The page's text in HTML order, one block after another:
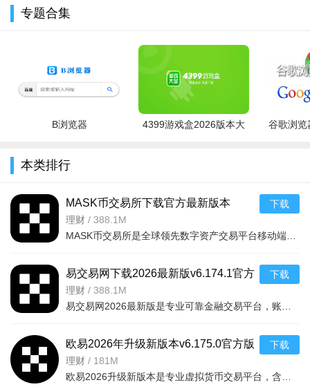
考拉海购 ：海外美妆正品直邮
淘宝：品牌官方旗舰店聚集地
：个人护肤数据库，匹配肤质
专题合集
B浏览器
4399游戏盒2026版本大
谷歌浏览
本类排行
MASK币交易所下载官方最新版本
v6.160.0官方版
理财 / 388.1M
下载
易交易网下载2026最新版v6.174.1官方
版
理财 / 388.1M
下载
欧易2026年升级新版本v6.175.0官方版
理财 / 181M
下载